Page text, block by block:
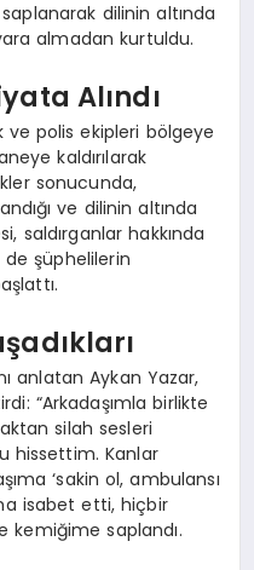
dilinin altında
almadan kurtuldu.
Alındı
ve polis ekipleri bölgeye
kaldırılarak
sonucunda,
ve dilinin altında
saldırganlar hakkında
şüphelilerin
anlatan Aykan Yazar,
“Arkadaşımla birlikte
silah sesleri
hissettim. Kanlar
‘sakin ol, ambulansı
isabet etti, hiçbir
saplandı.